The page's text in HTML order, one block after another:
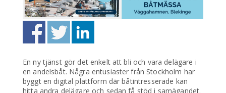
En ny tjänst gör det enkelt att bli och vara delägare i
en andelsbåt. Några entusiaster från Stockholm har
byggt en digital plattform där båtintresserade kan
hitta andra delägare och sedan få stöd i samägandet.